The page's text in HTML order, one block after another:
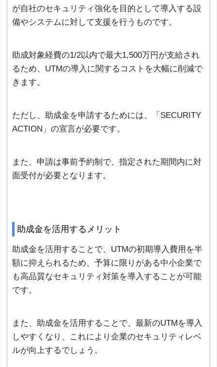
が自社のセキュリティ強化を目的として導入する設
備やシステムに対して支援を行うものです。
助成対象経費の1/2以内で最大1,500万円が支給され
るため、UTMの導入に関するコストを大幅に削減で
きます。
ただし、助成金を申請するためには、「SECURITY
ACTION」の宣言が必要です。
また、申請は事前予約制で、指定された期間内に対
面受付が必要となります。
助成金を活用するメリット
助成金を活用することで、UTMの初期導入費用を半
額に抑えられるため、予算に限りがある中小企業で
も高品質なセキュリティ対策を導入することが可能
です。
また、助成金を活用することで、最新のUTMを導入
しやすくなり、これにより企業のセキュリティレベ
ルが向上するでしょう。